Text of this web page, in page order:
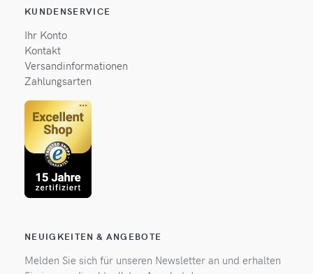
KUNDENSERVICE
Ihr Konto
Kontakt
Versandinformationen
Zahlungsarten
NEUIGKEITEN & ANGEBOTE
Melden Sie sich für unseren Newsletter an und erhalten